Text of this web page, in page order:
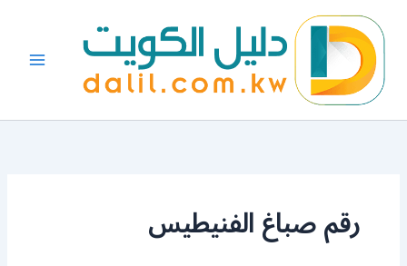
المحتوى
رقم صباغ الفنيطيس